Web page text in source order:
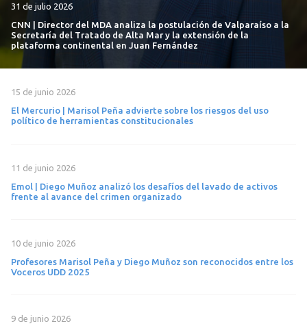
31 de julio 2026
CNN | Director del MDA analiza la postulación de Valparaíso a la
Secretaría del Tratado de Alta Mar y la extensión de la
plataforma continental en Juan Fernández
15 de junio 2026
El Mercurio | Marisol Peña advierte sobre los riesgos del uso
político de herramientas constitucionales
11 de junio 2026
Emol | Diego Muñoz analizó los desafíos del lavado de activos
frente al avance del crimen organizado
10 de junio 2026
Profesores Marisol Peña y Diego Muñoz son reconocidos entre los
Voceros UDD 2025
9 de junio 2026